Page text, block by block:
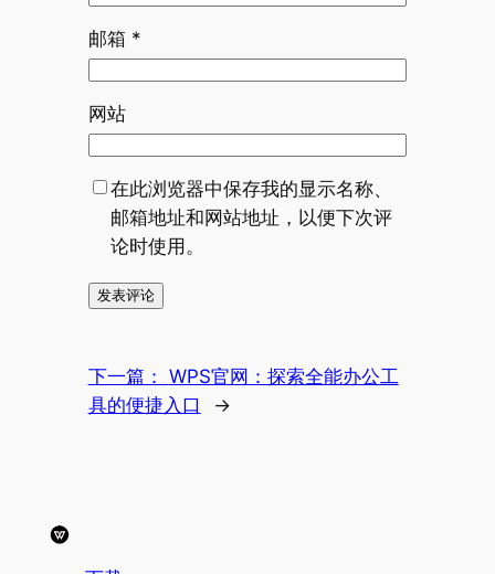
邮箱 *
网站
在此浏览器中保存我的显示名称、
邮箱地址和网站地址，以便下次评
论时使用。
下一篇： WPS官网：探索全能办公工
具的便捷入口
→